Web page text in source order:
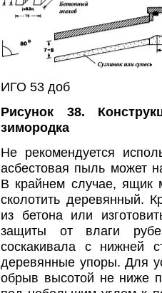
ИГО 53 доб
Рисунок 38.
зимородка
Не рекомендуется
асбестовая пыль может
В крайнем случае, ящик
сколотить деревянный.
из бетона или
защиты от влаги
соскакивала с нижней
деревянные упоры. Для
обрыв высотой не ниже